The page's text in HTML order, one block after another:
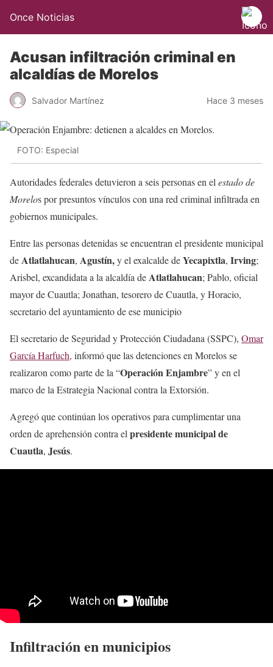
Once Noticias
Acusan infiltración criminal en
alcaldías de Morelos
Salvador Martínez Hace 3 meses
FOTO: Especial
Autoridades federales detuvieron a seis personas en el estado de
Morelos por presuntos vínculos con una red criminal infiltrada en
gobiernos municipales.
Entre las personas detenidas se encuentran el presidente municipal
deAtlatlahucan, Agustín,y el exalcalde deYecapixtla, Irving;
Arisbel, excandidata a la alcaldía deAtlatlahucan; Pablo, oficial
mayor de Cuautla; Jonathan, tesorero de Cuautla, y Horacio,
secretario del ayuntamiento de ese municipio
El secretario de Seguridad y Protección Ciudadana (SSPC), Omar
García Harfuch, informó que las detenciones en Morelos se
realizaron como parte de la “Operación Enjambre” y en el
marco de la Estrategia Nacional contra la Extorsión.
Agregó que continúan los operativos para cumplimentar una
orden de aprehensión contra el presidente municipal de
Cuautla, Jesús.
Infiltración en municipios